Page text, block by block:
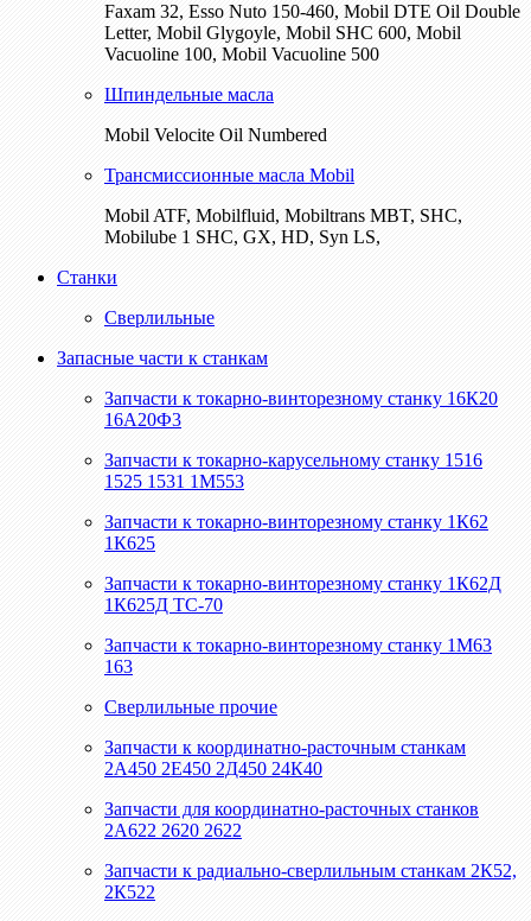
Faxam 32, Esso Nuto 150-460, Mobil DTE Oil Double
Letter, Mobil Glygoyle, Mobil SHC 600, Mobil
Vacuoline 100, Mobil Vacuoline 500
Шпиндельные масла
Mobil Velocite Oil Numbered
Трансмиссионные масла Mobil
Mobil ATF, Mobilfluid, Mobiltrans MBT, SHC,
Mobilube 1 SHC, GX, HD, Syn LS,
Станки
Сверлильные
Запасные части к станкам
Запчасти к токарно-винторезному станку 16К20
16А20Ф3
Запчасти к токарно-карусельному станку 1516
1525 1531 1М553
Запчасти к токарно-винторезному станку 1К62
1К625
Запчасти к токарно-винторезному станку 1К62Д
1К625Д ТС-70
Запчасти к токарно-винторезному станку 1М63
163
Сверлильные прочие
Запчасти к координатно-расточным станкам
2А450 2Е450 2Д450 24К40
Запчасти для координатно-расточных станков
2А622 2620 2622
Запчасти к радиально-сверлильным станкам 2К52,
2К522